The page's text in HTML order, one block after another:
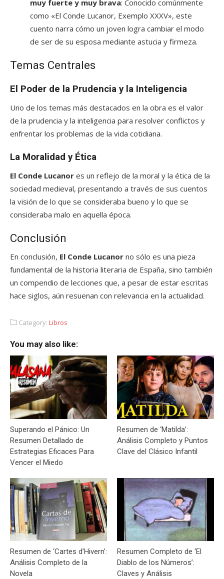
muy fuerte y muy brava: Conocido comúnmente
como «El Conde Lucanor, Exemplo XXXV», este
cuento narra cómo un joven logra cambiar el modo
de ser de su esposa mediante astucia y firmeza.
Temas Centrales
El Poder de la Prudencia y la Inteligencia
Uno de los temas más destacados en la obra es el valor
de la prudencia y la inteligencia para resolver conflictos y
enfrentar los problemas de la vida cotidiana.
La Moralidad y Ética
El Conde Lucanor es un reflejo de la moral y la ética de la
sociedad medieval, presentando a través de sus cuentos
la visión de lo que se consideraba bueno y lo que se
consideraba malo en aquella época.
Conclusión
En conclusión, El Conde Lucanor no sólo es una pieza
fundamental de la historia literaria de España, sino también
un compendio de lecciones que, a pesar de estar escritas
hace siglos, aún resuenan con relevancia en la actualidad.
Category: Libros
You may also like:
Superando el Pánico: Un
Resumen Detallado de
Estrategias Eficaces Para
Vencer el Miedo
Resumen de ‘Matilda’:
Análisis Completo y Puntos
Clave del Clásico Infantil
Resumen de ‘Cartes d’Hivern’:
Análisis Completo de la
Novela
Resumen Completo de ‘El
Diablo de los Números’:
Claves y Análisis